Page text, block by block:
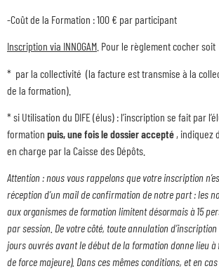
-Coût de la Formation : 100 € par participant
Inscription via INNOGAM . Pour le règlement cocher
* par la collectivité (la facture est transmise à la
de la formation).
* si Utilisation du DIFE (élus) : l’inscription se fait par
formation puis, une fois le dossier accepté , indiquez
en charge par la Caisse des Dépôts.
Attention : nous vous rappelons que votre inscription
réception d’un mail de confirmation de notre part : les
aux organismes de formation limitent désormais à 15
par session. De votre côté, toute annulation
jours ouvrés avant le début de la formation donne lieu
de force majeure). Dans ces mêmes conditions, et en